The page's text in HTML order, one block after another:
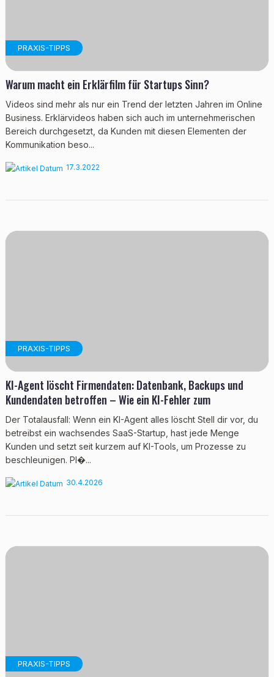
PRAXIS-TIPPS
Warum macht ein Erklärfilm für Startups Sinn?
Videos sind mehr als nur ein Trend der letzten Jahren im Online
Business. Erklärvideos haben sich auch im unternehmerischen
Bereich durchgesetzt, da Kunden mit diesen Elementen der
Kommunikation beso...
17.3.2022
PRAXIS-TIPPS
KI-Agent löscht Firmendaten: Datenbank, Backups und
Kundendaten betroffen – Wie ein KI-Fehler zum
Der Totalausfall: Wenn ein KI-Agent alles löscht Stell dir vor, du
betreibst ein wachsendes SaaS-Startup, hast jede Menge
Kunden und setzt seit kurzem auf KI-Tools, um Prozesse zu
beschleunigen. Pl�...
30.4.2026
PRAXIS-TIPPS